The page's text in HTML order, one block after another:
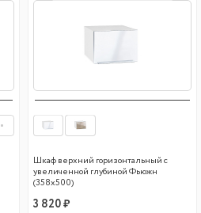
Шкаф верхний горизонтальный с
увеличенной глубиной Фьюжн
(358х500)
3 820 ₽